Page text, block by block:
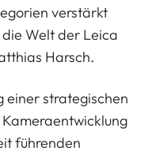
verstärkt
Welt der Leica
Harsch.
einer strategischen
führenden